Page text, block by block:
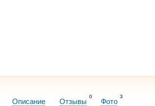
Описание Отзывы
0
Фото
3